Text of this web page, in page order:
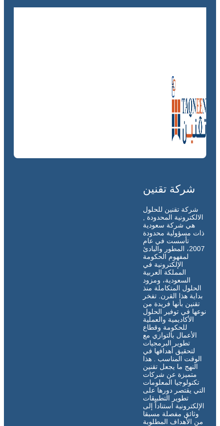
شركة تقنين
شركة تقنين للحلول
الالكترونية المحدودة ,
هي شركة سعودية
ذات مسؤولية محدودة
تأسست في عام
2007، المطور والبادئ
لمفهوم الحكومة
الإلكترونية في
المملكة العربية
السعودية، ومزود
الحلول المتكاملة منذ
بداية هذا القرن. تفخر
تقنين بأنها فريدة من
نوعها في توفير الحلول
الأكاديمية والعملية
للحكومة وقطاع
الأعمال بالتوازي مع
تطوير البرمجيات
لتحقيق أهدافها في
الوقت المناسب . هذا
النهج ما يجعل تقنين
متميزة عن شركات
تكنولوجيا المعلومات
التي يقتصر دورها على
تطوير التطبيقات
الإلكترونية استناداً إلى
وثائق مفصلة مسبقا
من الأهداف المطلوبة